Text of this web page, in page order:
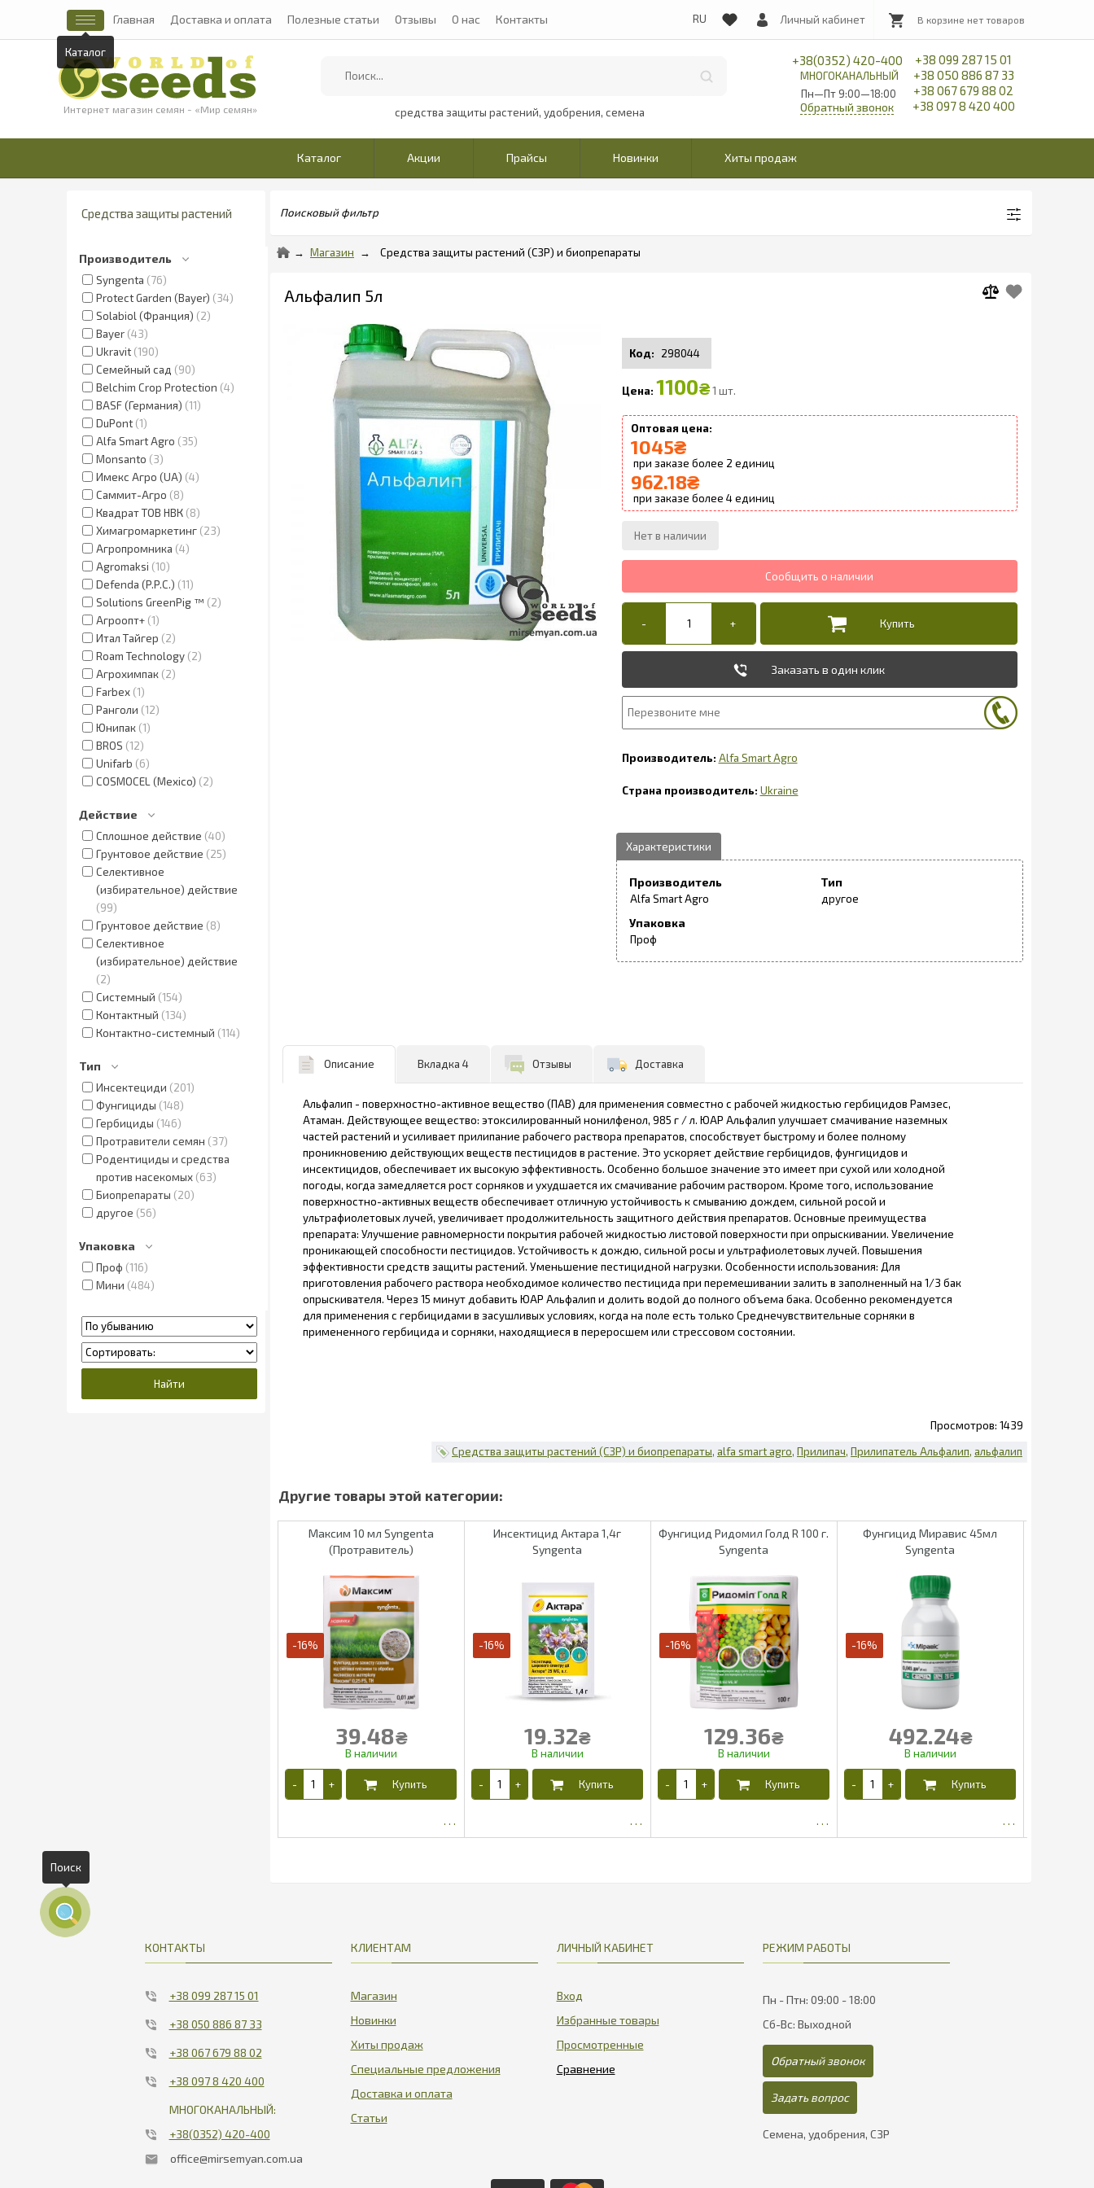
Каталог
Главная Доставка и оплата Полезные статьи Отзывы О нас Контакты Личный кабинет
Интернет магазин семян - «Мир семян» средства защиты растений, удобрения, семена
+38(0352) 420-400
МНОГОКАНАЛЬНЫЙ
Пн—Пт 9:00—18:00
+38 099 287 15 01
+38 050 886 87 33
+38 067 679 88 02
+38 097 8 420 400
Обратный звонок
Каталог Акции Прайсы Новинки Хиты продаж
Средства защиты растений
Производитель
Syngenta
76
Protect Garden (Bayer)
34
Solabiol (Франция)
2
Bayer 43
Ukravit 190
Семейный сад
90
Belchim Crop Protection 4
BASF (Германия) 11
DuPont 1
Alfa Smart Agro
35
Monsanto
3
Имекс Агро (UA) 4
Саммит-Агро
8
Квадрат ТОВ НВК 8
Химагромаркетинг 23
Агропромника 4
Agromaksi 10
Defenda (P.P.C.) 11
Solutions GreenPig ™
2
Агроопт+ 1
Итал Тайгер
2
Roam Technology 2
Агрохимпак 2
Farbex 1
Ранголи 12
Юнипак 1
BROS 12
Unifarb
6
COSMOCEL (Mexico)
2
Действие
Сплошное действие 40
Грунтовое действие
25
Селективное
(избирательное) действие
99
Грунтовое действие
8
Селективное
(избирательное) действие
2
Системный 154
Контактный 134
Контактно-системный 114
Тип
Инсектециди
201
Фунгициды 148
Гербициды 146
Протравители семян
37
Родентициды и средства
против насекомых 63
Биопрепараты
20
другое
56
Упаковка
Проф 116
Мини 484
Поисковый фильтр
Магазин Средства защиты растений (СЗР) и биопрепараты
Альфалип 5л
298044
1100₴ 1 шт.
1045₴
2
962.18₴
4
Заказать в один клик
Alfa Smart Agro
Ukraine
Производитель
Alfa Smart Agro
Тип
другое
Упаковка
Проф
Описание Вкладка 4 Отзывы Доставка
Альфалип - поверхностно-активное вещество (ПАВ) для применения совместно с рабочей жидкостью гербицидов Рамзес,
Атаман. Действующее вещество: этоксилированный нонилфенол, 985 г / л. ЮАР Альфалип улучшает смачивание наземных
частей растений и усиливает прилипание рабочего раствора препаратов, способствует быстрому и более полному
проникновению действующих веществ пестицидов в растение. Это ускоряет действие гербицидов, фунгицидов и
инсектицидов, обеспечивает их высокую эффективность. Особенно большое значение это имеет при сухой или холодной
погоды, когда замедляется рост сорняков и ухудшается их смачивание рабочим раствором. Кроме того, использование
поверхностно-активных веществ обеспечивает отличную устойчивость к смыванию дождем, сильной росой и
ультрафиолетовых лучей, увеличивает продолжительность защитного действия препаратов. Основные преимущества
препарата: Улучшение равномерности покрытия рабочей жидкостью листовой поверхности при опрыскивании. Увеличение
проникающей способности пестицидов. Устойчивость к дождю, сильной росы и ультрафиолетовых лучей. Повышения
эффективности средств защиты растений. Уменьшение пестицидной нагрузки. Особенности использования: Для
приготовления рабочего раствора необходимое количество пестицида при перемешивании залить в заполненный на 1/3 бак
опрыскивателя. Через 15 минут добавить ЮАР Альфалип и долить водой до полного объема бака. Особенно рекомендуется
для применения с гербицидами в засушливых условиях, когда на поле есть только Среднечувствительные сорняки в
примененного гербицида и сорняки, находящиеся в переросшем или стрессовом состоянии.
1439
Средства защиты растений (СЗР) и биопрепараты alfa smart agro Прилипач Прилипатель Альфалип альфалип
Максим 10 мл Syngenta
(Протравитель)
-16%
39.48₴
Инсектицид Актара 1,4г
Syngenta
-16%
19.32₴
Фунгицид Ридомил Голд R 100 г.
Syngenta
-16%
129.36₴
Фунгицид Миравис 45мл
Syngenta
-16%
492.24₴
КОНТАКТЫ
+38 099 287 15 01
+38 050 886 87 33
+38 067 679 88 02
+38 097 8 420 400
МНОГОКАНАЛЬНЫЙ:
+38(0352) 420-400
office@mirsemyan.com.ua
КЛИЕНТАМ
Магазин
Новинки
Хиты продаж
Специальные предложения
Доставка и оплата
Статьи
ЛИЧНЫЙ КАБИНЕТ
Вход
Избранные товары
Просмотренные
РЕЖИМ РАБОТЫ
Пн - Птн: 09:00 - 18:00
Сб-Вс: Выходной
Обратный звонок
Задать вопрос
Семена, удобрения, СЗР
Поиск